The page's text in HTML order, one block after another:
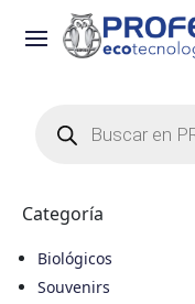
productos
Categoría
Biológicos
Souvenirs